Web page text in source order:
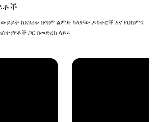
ከአገሪቱ በጣም ልምድ ካላቸው ዶክተሮች እና የህክምና
ጋር በመድረክ ላይ።